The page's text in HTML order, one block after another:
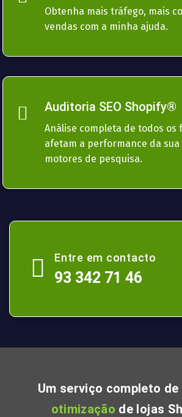
Obtenha mais tráfego, mais
vendas com a minha ajuda.
Auditoria SEO Shopify®
Análise completa de todos os
afetam a performance da sua
motores de pesquisa.
Entre em contacto
93 342 71 46
Um serviço completo de
otimização de lojas